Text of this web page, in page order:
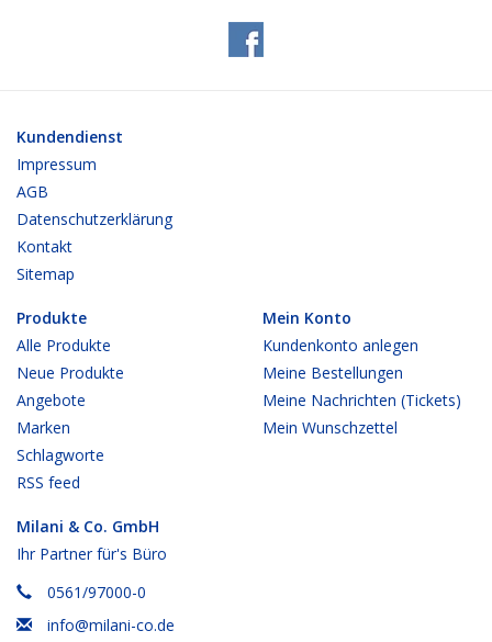
Kundendienst
Impressum
AGB
Datenschutzerklärung
Kontakt
Sitemap
Produkte
Alle Produkte
Neue Produkte
Angebote
Marken
Schlagworte
RSS feed
Mein Konto
Kundenkonto anlegen
Meine Bestellungen
Meine Nachrichten (Tickets)
Mein Wunschzettel
Milani & Co. GmbH
Ihr Partner für's Büro
0561/97000-0
info@milani-co.de